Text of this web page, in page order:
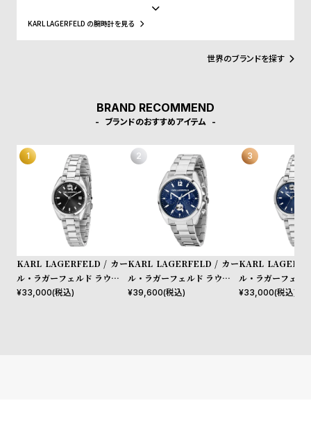
t
e
o
p
統を尊重しながら現代的に再構築し、衰退しかけていたメゾンを再
び輝かせました。白髪のポニーテールや黒サングラスなどのアイコ
ニックなスタイルで知られ、そのカリスマ性はファッション界でも
群を抜いています。1984年には自身の名を冠したブランド「KARL
LAGERFELD」を設立。シャープでロックテイストを取り入れたモ
KARL LAGERFELD の腕時計を見る
世界のブランドを探す
BRAND RECOMMEND
ブランドのおすすめアイテム
KARL LAGERFELD / カー
ル・ラガーフェルド ラウンド
エッセンシャル ブラック サ
¥33,000(税込)
KARL LAGERFELD / カー
ル・ラガーフェルド ラウンド
エッセンシャル マルチ ブル
¥39,600(税込)
KARL
ル・ラガーフェル
エッセンシャル
¥33,000(税込)